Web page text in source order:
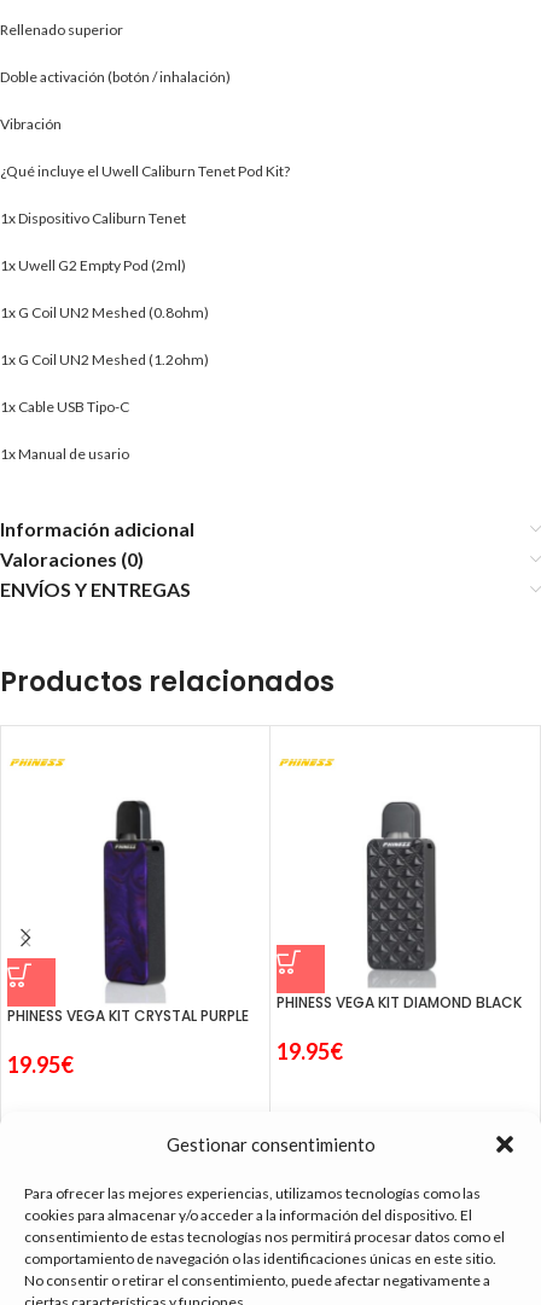
Gestionar consentimiento
Para ofrecer las mejores experiencias, utilizamos tecnologías como las
cookies para almacenar y/o acceder a la información del dispositivo. El
consentimiento de estas tecnologías nos permitirá procesar datos como el
comportamiento de navegación o las identificaciones únicas en este sitio.
No consentir o retirar el consentimiento, puede afectar negativamente a
Rellenado superior
Doble activación (botón / inhalación)
Vibración
¿Qué incluye el Uwell Caliburn Tenet Pod Kit?
1x Dispositivo Caliburn Tenet
1x Uwell G2 Empty Pod (2ml)
1x G Coil UN2 Meshed (0.8ohm)
1x G Coil UN2 Meshed (1.2ohm)
1x Cable USB Tipo-C
1x Manual de usario
Información adicional
Valoraciones (0)
ENVÍOS Y ENTREGAS
Productos relacionados
PHINESS VEGA KIT CRYSTAL PURPLE
19.95€
PHINESS VEGA KIT DIAMOND BLACK
19.95€
tienda vapeo málaga